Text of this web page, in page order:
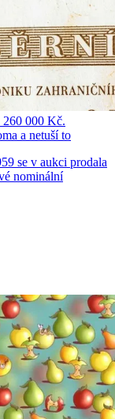
260 000 Kč.
a netuší to
se v aukci prodala
nominální